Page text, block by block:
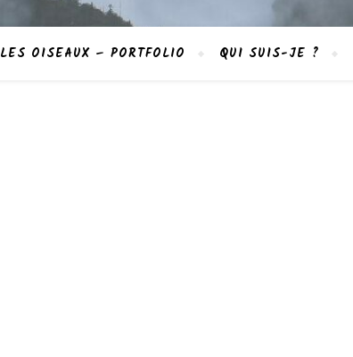
LES OISEAUX – PORTFOLIO QUI SUIS-JE ?